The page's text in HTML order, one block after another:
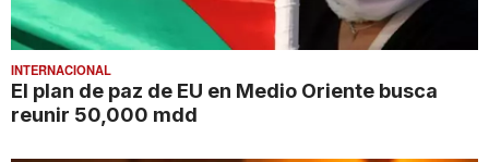
INTERNACIONAL
El plan de paz de EU en Medio Oriente busca
reunir 50,000 mdd